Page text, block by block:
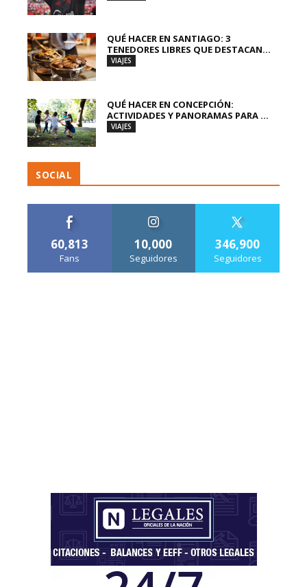
QUÉ HACER EN SANTIAGO: 3
TENEDORES LIBRES QUE DESTACAN...
VIAJES
QUÉ HACER EN CONCEPCIÓN:
ACTIVIDADES Y PANORAMAS PARA ...
VIAJES
SOCIAL
60,813
Fans
10,000
Seguidores
346,900
Seguidores